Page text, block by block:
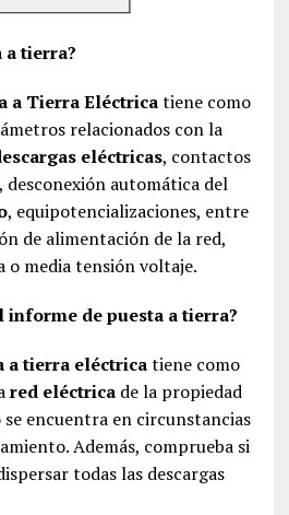
a tierra?
a Tierra Eléctricatiene como
relacionados con la
eléctricas, contactos
automática del
, equipotencializaciones, entre
de alimentación de la red,
o media tensión voltaje.
informe de puesta a tierra?
a tierra eléctricatiene como
red eléctricade la propiedad
encuentra en circunstancias
Además, comprueba si
todas las descargas